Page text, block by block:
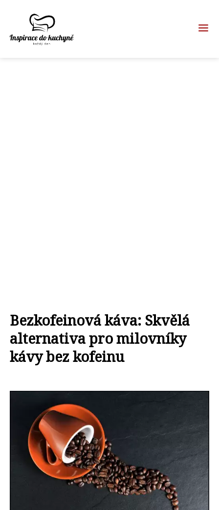
Bezkofeinová káva: Skvělá
alternativa pro milovníky
kávy bez kofeinu